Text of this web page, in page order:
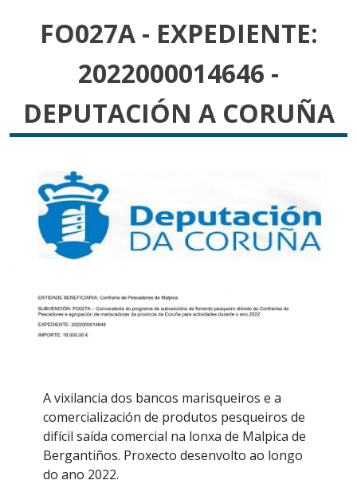
FO027A - EXPEDIENTE:
2022000014646 -
DEPUTACIÓN A CORUÑA
A vixilancia dos bancos marisqueiros e a
comercialización de produtos pesqueiros de
difícil saída comercial na lonxa de Malpica de
Bergantiños. Proxecto desenvolto ao longo
do ano 2022.